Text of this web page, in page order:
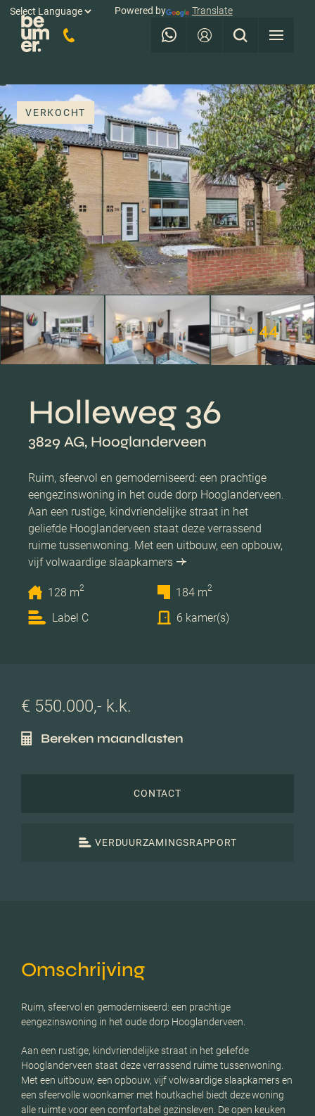
Powered by Translate
VERKOCHT
+ 44
Holleweg 36
3829 AG, Hooglanderveen
Ruim, sfeervol en gemoderniseerd: een prachtige
eengezinswoning in het oude dorp Hooglanderveen.
Aan een rustige, kindvriendelijke straat in het
geliefde Hooglanderveen staat deze verrassend
ruime tussenwoning. Met een uitbouw, een opbouw,
vijf volwaardige slaapkamers
128 m2 184 m2
Label C 6 kamer(s)
€ 550.000,- k.k.
Bereken maandlasten
CONTACT
VERDUURZAMINGSRAPPORT
Omschrijving
Ruim, sfeervol en gemoderniseerd: een prachtige
eengezinswoning in het oude dorp Hooglanderveen.
Aan een rustige, kindvriendelijke straat in het geliefde
Hooglanderveen staat deze verrassend ruime tussenwoning.
Met een uitbouw, een opbouw, vijf volwaardige slaapkamers en
een sfeervolle woonkamer met houtkachel biedt deze woning
alle ruimte voor een comfortabel gezinsleven. De open keuken